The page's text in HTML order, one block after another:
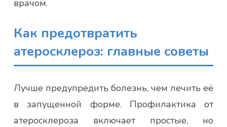
врачом.
Как предотвратить
атеросклероз: главные советы
Лучше предупредить болезнь, чем лечить её
в запущенной форме. Профилактика от
атеросклероза включает простые, но